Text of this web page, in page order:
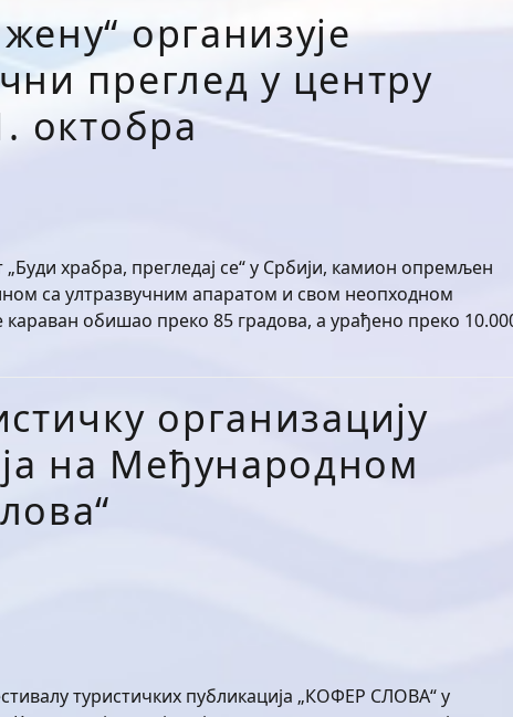
организује
преглед у центру
октобра
храбра, прегледај се“ у Србији, камион опремљен
са ултразвучним апаратом и свом неопходном
караван обишао преко 85 градова, а урађено преко
организацију
на Међународном
туристичких публикација „КОФЕР СЛОВА“ у